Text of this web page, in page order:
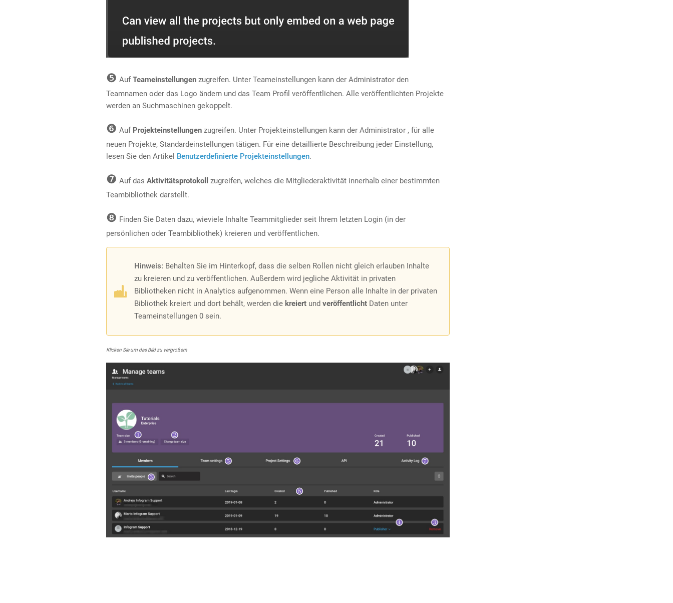
❺ AufTeameinstellungen zugreifen. Unter Teameinstellungen kann der Administrator den
Teamnamen oder das Logo ändern und das Team Profil veröffentlichen. Alle veröffentlichten Projekte
werden an Suchmaschinen gekoppelt.
❻ Auf Projekteinstellungen zugreifen. Unter Projekteinstellungen kann der Administrator , für alle
neuen Projekte, Standardeinstellungen tätigen. Für eine detaillierte Beschreibung jeder Einstellung,
lesen Sie den Artikel Benutzerdefinierte Projekteinstellungen.
❼ Auf das Aktivitätsprotokoll
zugreifen, welches die Mitgliederaktivität innerhalb einer bestimmten
Teambibliothek darstellt.
❽ Finden Sie Daten dazu, wieviele Inhalte Teammitglieder seit Ihrem letzten Login (in der
persönlichen oder Teambibliothek) kreieren und veröffentlichen.
Hinweis: Behalten Sie im Hinterkopf, dass die selben Rollen nicht gleich erlauben Inhalte
zu kreieren und zu veröffentlichen. Außerdem wird jegliche Aktivität in privaten
Bibliotheken nicht in Analytics aufgenommen. Wenn eine Person alle Inhalte in der privaten
Bibliothek kreiert und dort behält, werden die kreiert und veröffentlicht Daten unter
Teameinstellungen 0 sein.
Klicken Sie um das Bild zu vergrößern